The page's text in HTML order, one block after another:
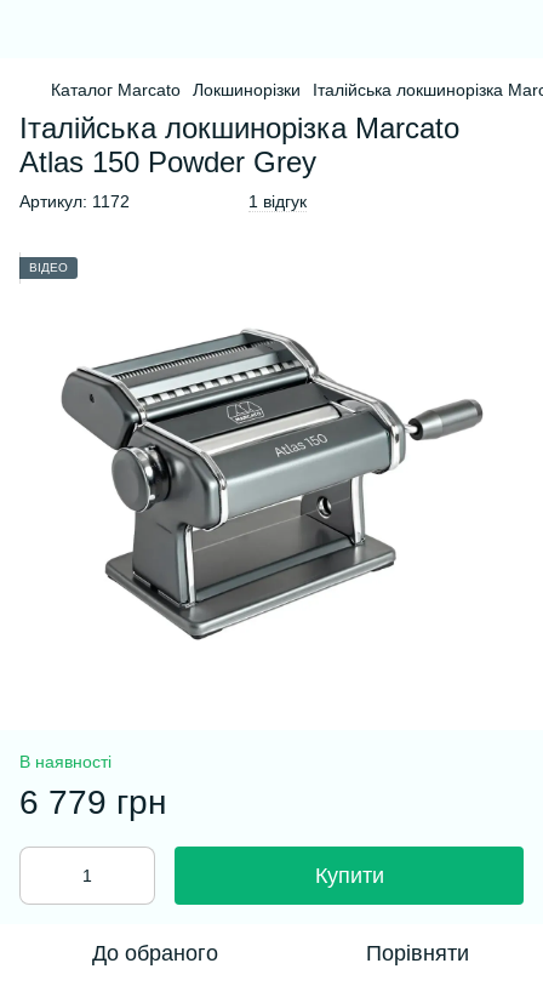
Каталог Marcato Локшинорізки Італійська локшинорізка
Італійська локшинорізка Marcato
Atlas 150 Powder Grey
Артикул: 1172 1 відгук
ВІДЕО
В наявності
6 779 грн
Купити
До обраного Порівняти